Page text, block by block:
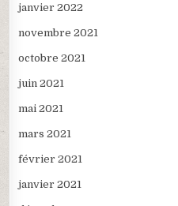
janvier 2022
novembre 2021
octobre 2021
juin 2021
mai 2021
mars 2021
février 2021
janvier 2021